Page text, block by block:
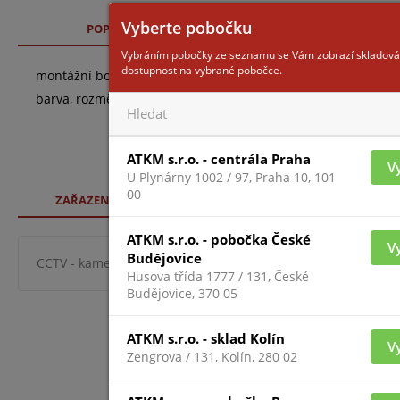
POPIS TECHNICKÉ SPECIFIKACE
montážní box pro ukrytí kabelů, hliníkové provedení s
barva, rozměr průměr 155x36mm, hmotnost 300g
ZAŘAZENÍ ZBOŽÍ
CCTV - kamerové systémy Montážní příslušenství ke
Vyberte pobočku
Vybráním pobočky ze seznamu se Vám zobrazí skladová
dostupnost na vybrané pobočce.
ATKM s.r.o. - centrála Praha
U Plynárny 1002 / 97, Praha 10, 101
00
ATKM s.r.o. - pobočka České
Budějovice
Husova třída 1777 / 131, České
Budějovice, 370 05
ATKM s.r.o. - sklad Kolín
Zengrova / 131, Kolín, 280 02